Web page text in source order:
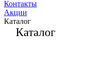
Контакты
Акции
Каталог
Каталог